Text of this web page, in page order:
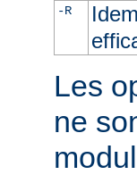
-R
Les
ne